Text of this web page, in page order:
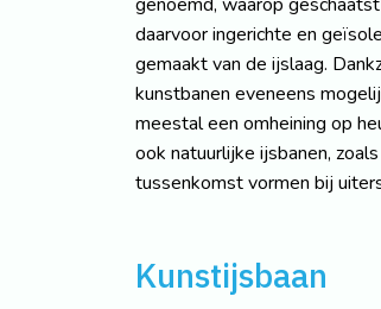
daarvoor ingerichte en
gemaakt van de ijslaag.
kunstbanen eveneens
meestal een omheining op
ook natuurlijke ijsbanen,
tussenkomst vormen bij
Kunstijsbaan